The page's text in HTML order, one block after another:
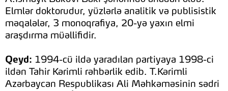
Elmlər doktorudur, yüzlərlə analitik və publisistik
məqalələr, 3 monoqrafiya, 20-yə yaxın elmi
araşdırma müəllifidir.
Qeyd: 1994-cü ildə yaradılan partiyaya 1998-ci
ildən Tahir Kərimli rəhbərlik edib. T.Kərimli
Azərbaycan Respublikası Ali Məhkəməsinin sədri